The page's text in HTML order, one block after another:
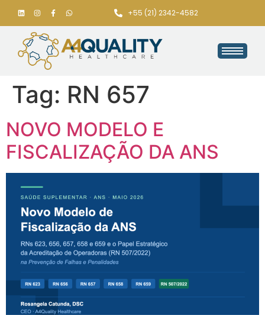
+55 (21) 2342-4582
Tag: RN 657
NOVO MODELO E
FISCALIZAÇÃO DA ANS